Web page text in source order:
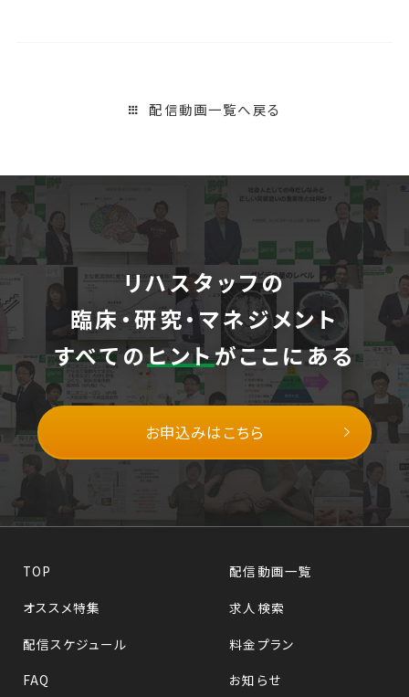
配信動画一覧へ戻る
リハスタッフの
臨床・研究・マネジメント
すべてのヒントがここにある
お申込みはこちら
TOP
配信動画一覧
オススメ特集
求人検索
配信スケジュール
料金プラン
FAQ
お知らせ